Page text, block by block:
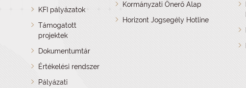
KFI pályázatok
Támogatott
projektek
Dokumentumtár
Értékelési rendszer
Pályázati
Kormányzati Önerő Alap
Horizont Jogsegély Hotline